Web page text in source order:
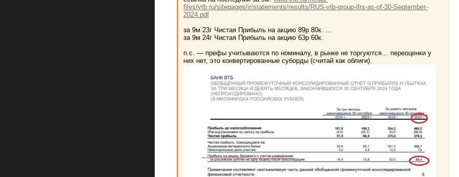
files/vtb.ru/sitepages/ir/statements/results/RUS-vtb-group-ifrs-as-of-30-September-
2024.pdf
за 9м 23г Чистая Прибыль на акцию 89р 80к. ...
за 9м 24г Чистая Прибыль на акцию 63р 60к.
п.с. — префы учитываются по номиналу, в рынке не торгуются… переоценки у
них нет, это конвертированные суборды (считай как облиги).